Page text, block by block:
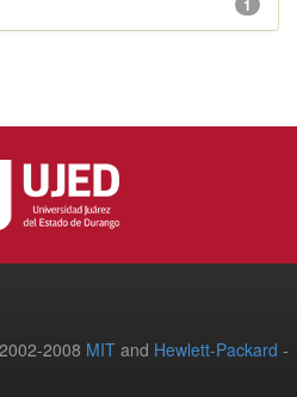
1
2008 MIT and Hewlett-Packard -